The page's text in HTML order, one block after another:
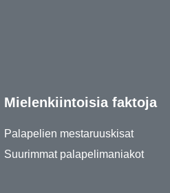
Mielenkiintoisia faktoja
Palapelien mestaruuskisat
Suurimmat palapelimaniakot